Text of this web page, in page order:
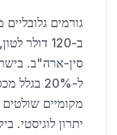
גורמים
ב-120
סין-ארה"ב.